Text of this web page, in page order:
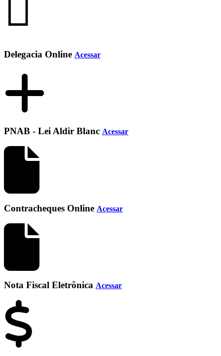
Delegacia Online Acessar
PNAB - Lei Aldir Blanc Acessar
Contracheques Online Acessar
Nota Fiscal Eletrônica Acessar